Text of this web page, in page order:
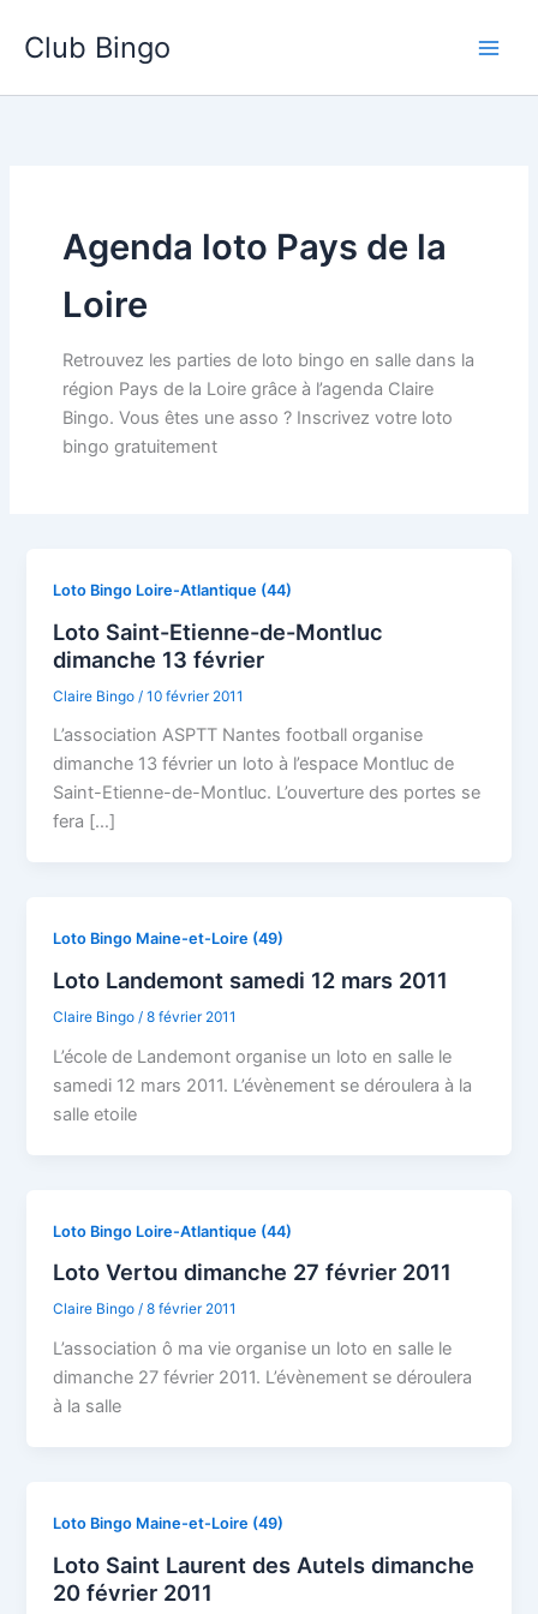
Club Bingo
Agenda loto Pays de la
Loire
Retrouvez les parties de loto bingo en salle dans la
région Pays de la Loire grâce à l’agenda Claire
Bingo. Vous êtes une asso ? Inscrivez votre loto
bingo gratuitement
Loto Bingo Loire-Atlantique (44)
Loto Saint-Etienne-de-Montluc
dimanche 13 février
Claire Bingo /10 février 2011
L’association ASPTT Nantes football organise
dimanche 13 février un loto à l’espace Montluc de
Saint-Etienne-de-Montluc. L’ouverture des portes se
fera […]
Loto Bingo Maine-et-Loire (49)
Loto Landemont samedi 12 mars 2011
Claire Bingo/8 février 2011
L’école de Landemont organise un loto en salle le
samedi 12 mars 2011. L’évènement se déroulera à la
salle etoile
Loto Bingo Loire-Atlantique (44)
Loto Vertou dimanche 27 février 2011
Claire Bingo/8 février 2011
L’association ô ma vie organise un loto en salle le
dimanche 27 février 2011. L’évènement se déroulera
à la salle
Loto Bingo Maine-et-Loire (49)
Loto Saint Laurent des Autels dimanche
20 février 2011